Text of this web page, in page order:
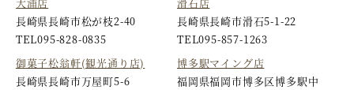
長崎県長崎市松が枝2-40
TEL095-828-0835
御菓子松翁軒(観光通り店)
長崎県長崎市万屋町5-6
長崎県長崎市滑石5-1-22
TEL095-857-1263
博多駅マイング店
福岡県福岡市博多区博多駅中